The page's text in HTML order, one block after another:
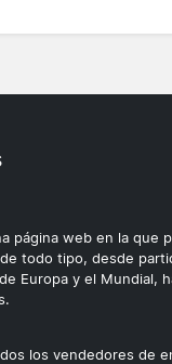
página web en la que
todo tipo, desde
Europa y el Mundial,
los vendedores de